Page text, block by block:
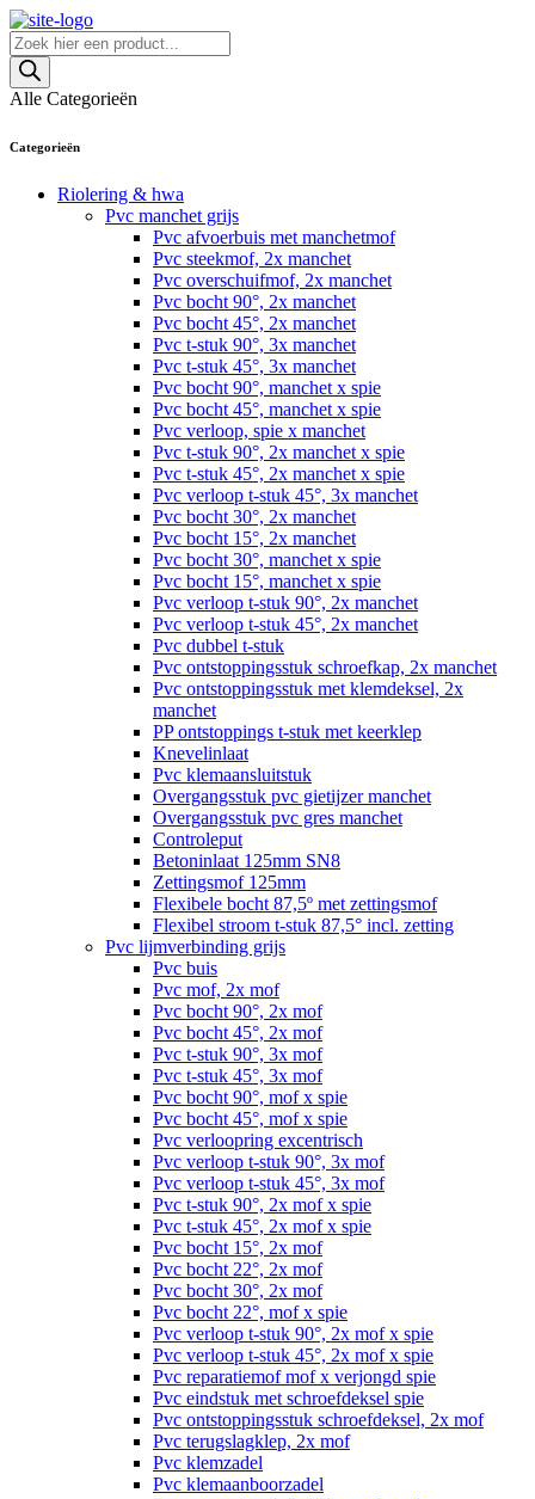
Skip
to
content
Producten
zoeken
Alle Categorieën
Categorieën
Riolering & hwa
Pvc manchet grijs
Pvc afvoerbuis met manchetmof
Pvc steekmof, 2x manchet
Pvc overschuifmof, 2x manchet
Pvc bocht 90°, 2x manchet
Pvc bocht 45°, 2x manchet
Pvc t-stuk 90°, 3x manchet
Pvc t-stuk 45°, 3x manchet
Pvc bocht 90°, manchet x spie
Pvc bocht 45°, manchet x spie
Pvc verloop, spie x manchet
Pvc t-stuk 90°, 2x manchet x spie
Pvc t-stuk 45°, 2x manchet x spie
Pvc verloop t-stuk 45°, 3x manchet
Pvc bocht 30°, 2x manchet
Pvc bocht 15°, 2x manchet
Pvc bocht 30°, manchet x spie
Pvc bocht 15°, manchet x spie
Pvc verloop t-stuk 90°, 2x manchet
Pvc verloop t-stuk 45°, 2x manchet
Pvc dubbel t-stuk
Pvc ontstoppingsstuk schroefkap, 2x manchet
Pvc ontstoppingsstuk met klemdeksel, 2x
manchet
PP ontstoppings t-stuk met keerklep
Knevelinlaat
Pvc klemaansluitstuk
Overgangsstuk pvc gietijzer manchet
Overgangsstuk pvc gres manchet
Controleput
Betoninlaat 125mm SN8
Zettingsmof 125mm
Flexibele bocht 87,5º met zettingsmof
Flexibel stroom t-stuk 87,5° incl. zetting
Pvc lijmverbinding grijs
Pvc buis
Pvc mof, 2x mof
Pvc bocht 90°, 2x mof
Pvc bocht 45°, 2x mof
Pvc t-stuk 90°, 3x mof
Pvc t-stuk 45°, 3x mof
Pvc bocht 90°, mof x spie
Pvc bocht 45°, mof x spie
Pvc verloopring excentrisch
Pvc verloop t-stuk 90°, 3x mof
Pvc verloop t-stuk 45°, 3x mof
Pvc t-stuk 90°, 2x mof x spie
Pvc t-stuk 45°, 2x mof x spie
Pvc bocht 15°, 2x mof
Pvc bocht 22°, 2x mof
Pvc bocht 30°, 2x mof
Pvc bocht 22°, mof x spie
Pvc verloop t-stuk 90°, 2x mof x spie
Pvc verloop t-stuk 45°, 2x mof x spie
Pvc reparatiemof mof x verjongd spie
Pvc eindstuk met schroefdeksel spie
Pvc ontstoppingsstuk schroefdeksel, 2x mof
Pvc terugslagklep, 2x mof
Pvc klemzadel
Pvc klemaanboorzadel